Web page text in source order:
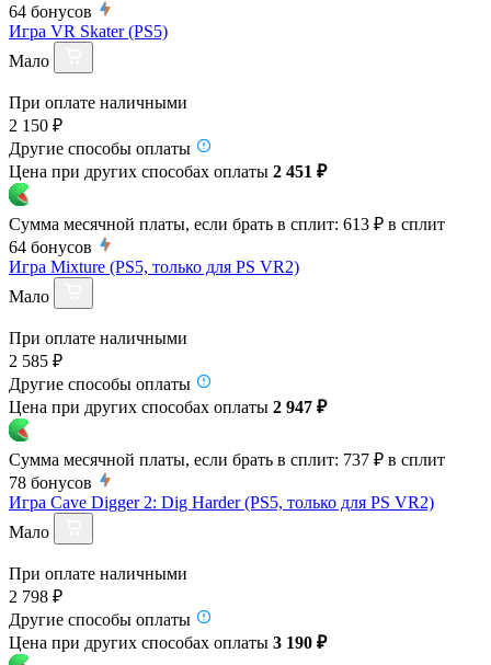
64 бонусов
Игра VR Skater (PS5)
Мало
При оплате наличными
2 150 ₽
Другие способы оплаты
Цена при других способах оплаты 2 451 ₽
Сумма месячной платы, если брать в сплит: 613 ₽ в сплит
64 бонусов
Игра Mixture (PS5, только для PS VR2)
Мало
При оплате наличными
2 585 ₽
Другие способы оплаты
Цена при других способах оплаты 2 947 ₽
Сумма месячной платы, если брать в сплит: 737 ₽ в сплит
78 бонусов
Игра Cave Digger 2: Dig Harder (PS5, только для PS VR2)
Мало
При оплате наличными
2 798 ₽
Другие способы оплаты
Цена при других способах оплаты 3 190 ₽